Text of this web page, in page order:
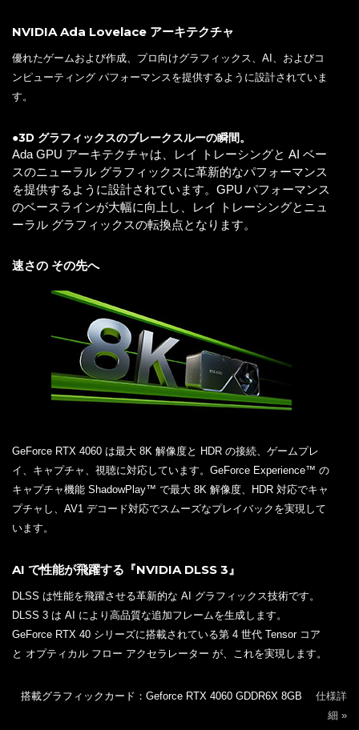
NVIDIA Ada Lovelace アーキテクチャ
優れたゲームおよび作成、プロ向けグラフィックス、AI、およびコ
ンピューティング パフォーマンスを提供するように設計されていま
す。
●3D グラフィックスのブレークスルーの瞬間。
Ada GPU アーキテクチャは、レイ トレーシングと AI ベー
スのニューラル グラフィックスに革新的なパフォーマンス
を提供するように設計されています。GPU パフォーマンス
のベースラインが大幅に向上し、レイ トレーシングとニュ
ーラル グラフィックスの転換点となります。
速さの その先へ
GeForce RTX 4060 は最大 8K 解像度と HDR の接続、ゲームプレ
イ、キャプチャ、視聴に対応しています。GeForce Experience™ の
キャプチャ機能 ShadowPlay™ で最大 8K 解像度、HDR 対応でキャ
プチャし、AV1 デコード対応でスムーズなプレイバックを実現して
います。
AI で性能が飛躍する『NVIDIA DLSS 3』
DLSS は性能を飛躍させる革新的な AI グラフィックス技術です。
DLSS 3 は AI により高品質な追加フレームを生成します。
GeForce RTX 40 シリーズに搭載されている第 4 世代 Tensor コア
と オプティカル フロー アクセラレーター が、これを実現します。
搭載グラフィックカード：Geforce RTX 4060 GDDR6X 8GB 仕様詳
細 »